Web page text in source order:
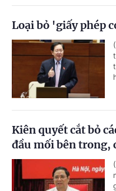
Loại bỏ 'giấy phép
Kiên quyết cắt bỏ
đầu mối bên trong,